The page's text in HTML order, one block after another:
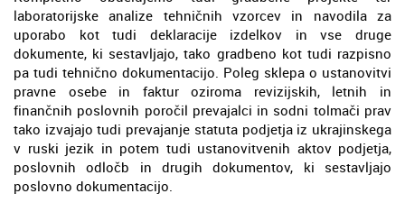
laboratorijske analize tehničnih vzorcev in navodila za
uporabo kot tudi deklaracije izdelkov in vse druge
dokumente, ki sestavljajo, tako gradbeno kot tudi razpisno
pa tudi tehnično dokumentacijo. Poleg sklepa o ustanovitvi
pravne osebe in faktur oziroma revizijskih, letnih in
finančnih poslovnih poročil prevajalci in sodni tolmači prav
tako izvajajo tudi prevajanje statuta podjetja iz ukrajinskega
v ruski jezik in potem tudi ustanovitvenih aktov podjetja,
poslovnih odločb in drugih dokumentov, ki sestavljajo
poslovno dokumentacijo.